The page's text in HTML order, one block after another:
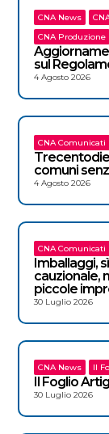
CNA News
CNA Produzione
sul
4 Agosto 2026
CNA Comunicati
comuni
4 Agosto 2026
CNA Comunicati
Imballaggi,
cauzionale,
piccole
30 Luglio 2026
CNA News Il
Il Foglio
30 Luglio 2026